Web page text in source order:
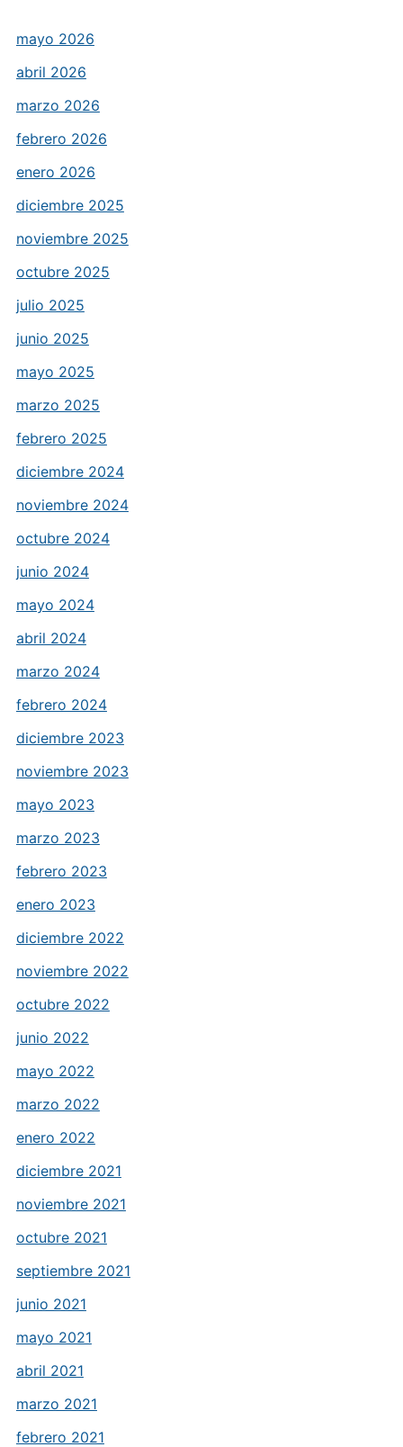
mayo 2026
abril 2026
marzo 2026
febrero 2026
enero 2026
diciembre 2025
noviembre 2025
octubre 2025
julio 2025
junio 2025
mayo 2025
marzo 2025
febrero 2025
diciembre 2024
noviembre 2024
octubre 2024
junio 2024
mayo 2024
abril 2024
marzo 2024
febrero 2024
diciembre 2023
noviembre 2023
mayo 2023
marzo 2023
febrero 2023
enero 2023
diciembre 2022
noviembre 2022
octubre 2022
junio 2022
mayo 2022
marzo 2022
enero 2022
diciembre 2021
noviembre 2021
octubre 2021
septiembre 2021
junio 2021
mayo 2021
abril 2021
marzo 2021
febrero 2021